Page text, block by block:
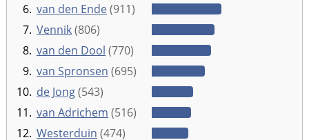
6. van den Ende(911)
7. Vennik(806)
8. van den Dool (770)
9. van Spronsen (695)
10. de Jong(543)
11. van Adrichem (516)
12. Westerduin (474)